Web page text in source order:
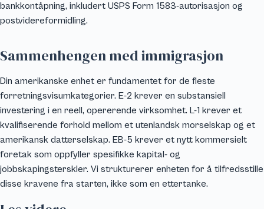
bankkontåpning, inkludert USPS Form 1583-autorisasjon og
postvidereformidling.
Sammenhengen med immigrasjon
Din amerikanske enhet er fundamentet for de fleste
forretningsvisumkategorier. E-2 krever en substansiell
investering i en reell, opererende virksomhet. L-1 krever et
kvalifiserende forhold mellom et utenlandsk morselskap og et
amerikansk datterselskap. EB-5 krever et nytt kommersielt
foretak som oppfyller spesifikke kapital- og
jobbskapingsterskler. Vi strukturerer enheten for å tilfredsstille
disse kravene fra starten, ikke som en ettertanke.